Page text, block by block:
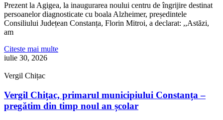
Prezent la Agigea, la inaugurarea noului centru de îngrijire destinat
persoanelor diagnosticate cu boala Alzheimer, președintele
Consiliului Județean Constanța, Florin Mitroi, a declarat: ,,Astăzi,
am
Citeste mai multe
iulie 30, 2026
Vergil Chițac
Vergil Chițac, primarul municipiului Constanța –
pregătim din timp noul an școlar